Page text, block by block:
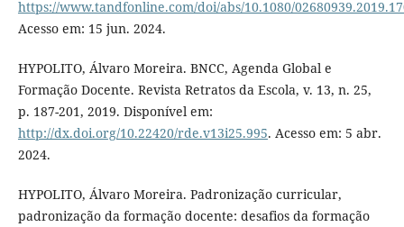
https://www.tandfonline.com/doi/abs/10.1080/
Acesso em: 15 jun. 2024.
HYPOLITO, Álvaro Moreira. BNCC, Agenda Global e
Formação Docente. Revista Retratos da Escola, v. 13, n. 25,
p. 187-201, 2019. Disponível em:
http://dx.doi.org/10.22420/rde.v13i25.995. Acesso em: 5 abr.
2024.
HYPOLITO, Álvaro Moreira. Padronização curricular,
padronização da formação docente: desafios da formação